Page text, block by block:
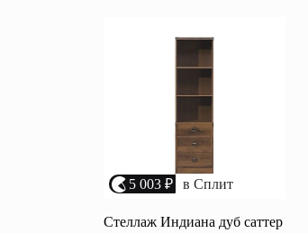
5 003 ₽ в Сплит
Стеллаж Индиана дуб саттер